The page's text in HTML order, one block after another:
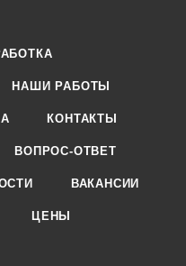
НАШИ РАБОТЫ
КОНТАКТЫ
ВОПРОС-ОТВЕТ
ВАКАНСИИ
ЦЕНЫ